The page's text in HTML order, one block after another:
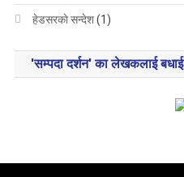
हेडसरकाे सन्देश(1)
'सम्पदा दर्शन' का लेखकलाई बधाई